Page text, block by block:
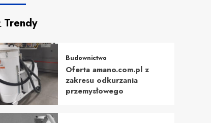
Trendy
Budownictwo
Oferta amano.com.pl z
zakresu odkurzania
przemysłowego